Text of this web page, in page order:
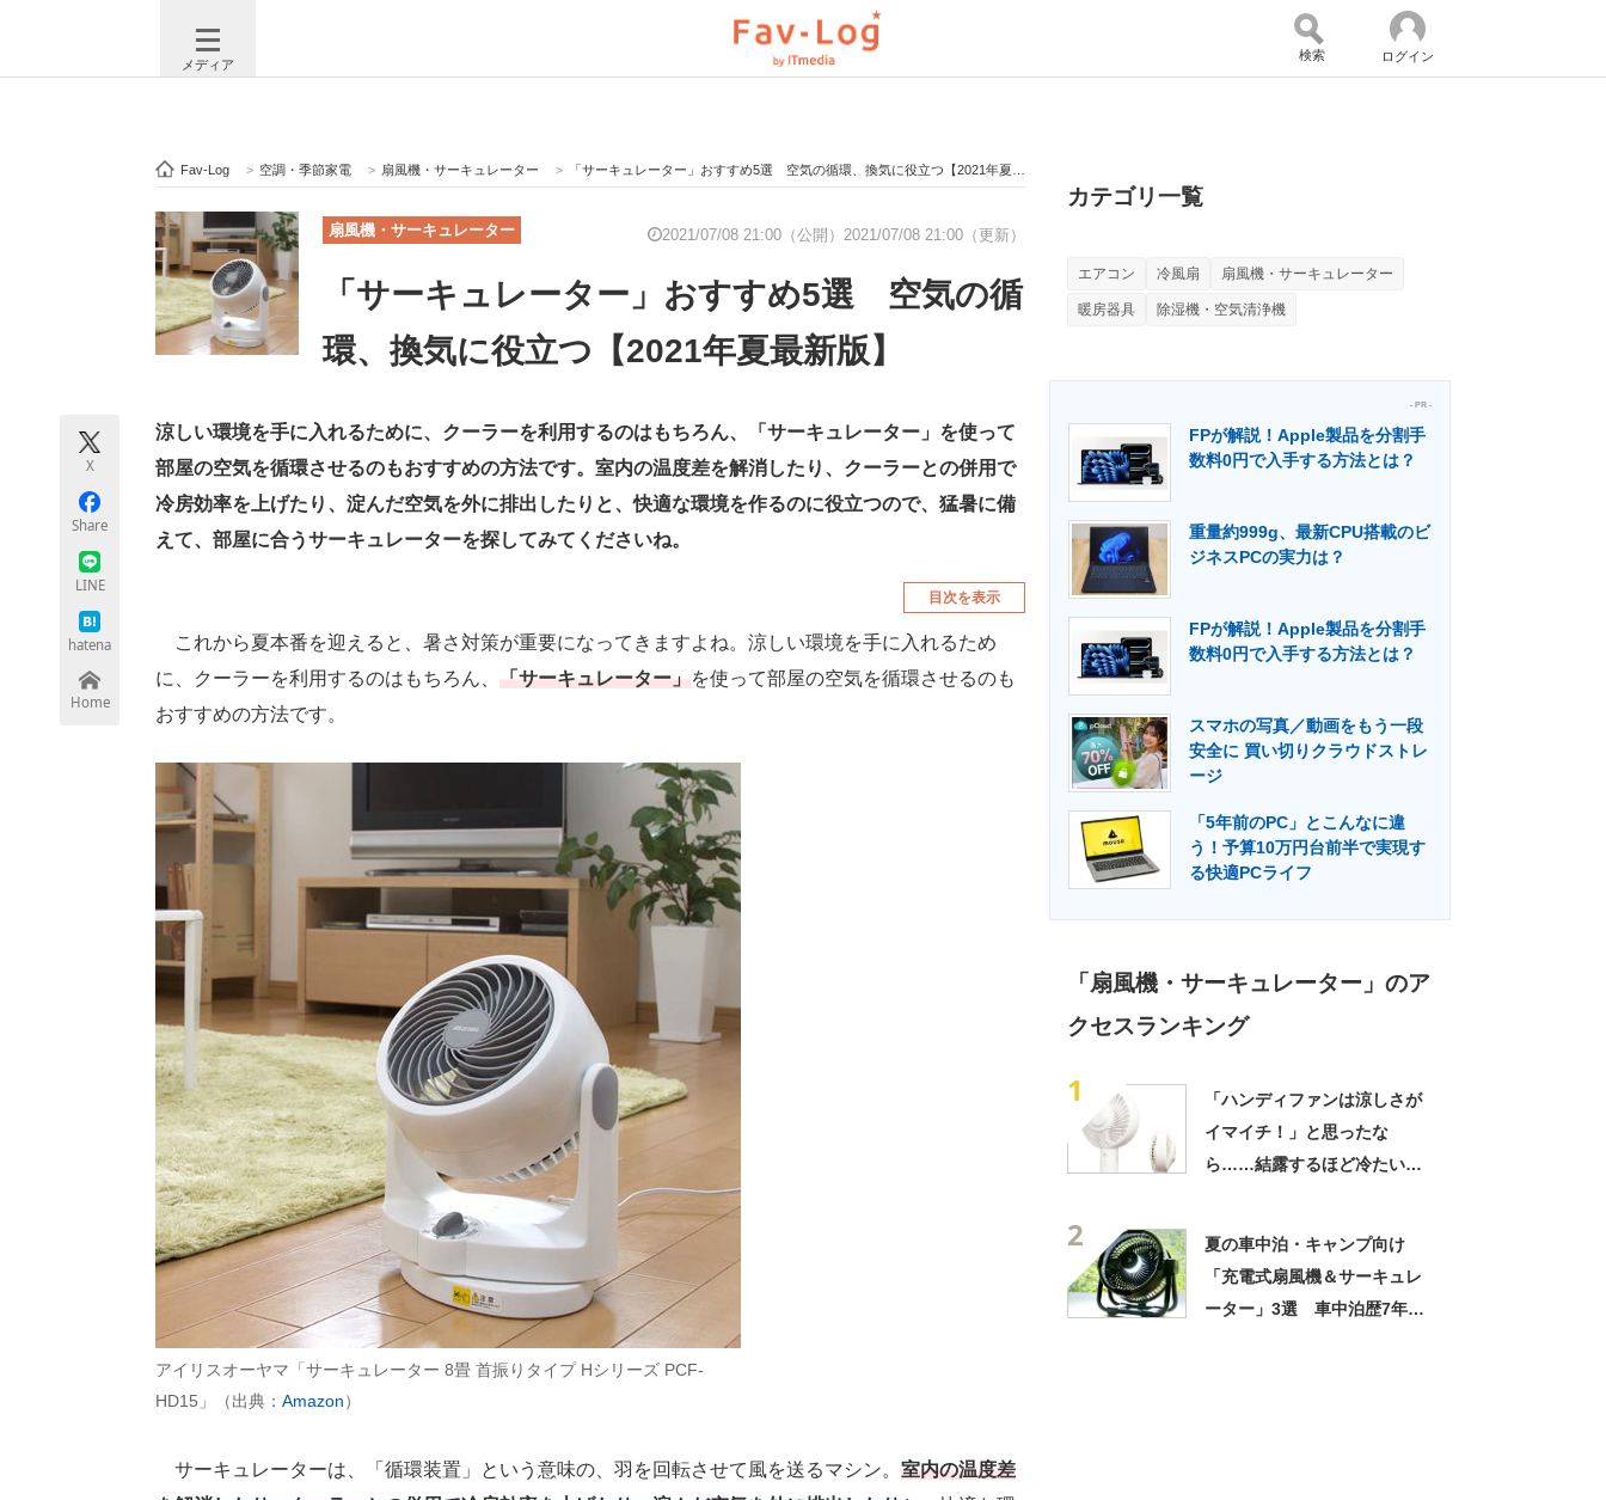
メディア
注目記事を集めた総合ページ ITの今と未来を見通す スマホと通信の最新トレンド 進化するPCとデバイスの未来
ビジネスと働き方のヒント AI活用のいまが分かる 企業ITのトレンドを詳説 経営リーダーのコミュニティ
モノづくり技術者専門サイト エレクトロニクス専門サイト 電子設計の基本と応用 エネルギーの専門メディア
ちょっと気になるネットの話題
検索 ログイン
Fav-Log > 空調・季節家電 > 扇風機・サーキュレーター > 「サーキュレーター」おすすめ5選 空気の循環、換気に役立つ【2021年夏最新版】
扇風機・サーキュレーター 2021/07/08 21:00（公開） 2021/07/08 21:00（更新）
「サーキュレーター」おすすめ5選 空気の循
環、換気に役立つ【2021年夏最新版】
X
Share
LINE
hatena
Home
涼しい環境を手に入れるために、クーラーを利用するのはもちろん、「サーキュレーター」を使って
部屋の空気を循環させるのもおすすめの方法です。室内の温度差を解消したり、クーラーとの併用で
冷房効率を上げたり、淀んだ空気を外に排出したりと、快適な環境を作るのに役立つので、猛暑に備
えて、部屋に合うサーキュレーターを探してみてくださいね。
目次を表示
これから夏本番を迎えると、暑さ対策が重要になってきますよね。涼しい環境を手に入れるため
に、クーラーを利用するのはもちろん、 「サーキュレーター」を使って部屋の空気を循環させるのも
おすすめの方法です。
アイリスオーヤマ「サーキュレーター 8畳 首振りタイプ Hシリーズ PCF-
HD15」（出典： Amazon）
サーキュレーターは、「循環装置」という意味の、羽を回転させて風を送るマシン。 室内の温度差
カテゴリ一覧
エアコン 冷風扇 扇風機・サーキュレーター
暖房器具 除湿機・空気清浄機
- PR -
FPが解説！Apple製品を分割手
数料0円で入手する方法とは？
重量約999g、最新CPU搭載のビ
ジネスPCの実力は？
FPが解説！Apple製品を分割手
数料0円で入手する方法とは？
スマホの写真／動画をもう一段
安全に 買い切りクラウドストレ
ージ
「5年前のPC」とこんなに違
う！予算10万円台前半で実現す
る快適PCライフ
「扇風機・サーキュレーター」のア
クセスランキング
1
「ハンディファンは涼しさが
イマイチ！」と思ったな
ら……結露するほど冷たいプ
2
夏の車中泊・キャンプ向け
「充電式扇風機＆サーキュレ
ーター」3選 車中泊歴7年超